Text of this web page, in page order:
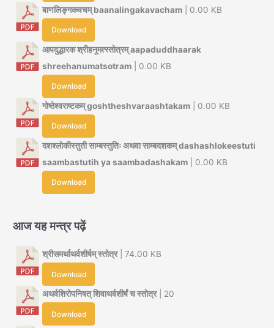
बाणलिङ्गकवचम् baanalingakavacham | 0.00 KB
Download
आपदुद्धारक श्रीहनूमत्स्तोत्रम् aapaduddhaarak
shreehanumatsotram | 0.00 KB
Download
गोष्ठेश्वराष्टकम् goshtheshvaraashtakam | 0.00 KB
Download
दशश्लोकीस्तुती साम्बस्तुतिः अथवा साम्बदशकम् dashashlokeestuti
saambastutih ya saambadashakam | 0.00 KB
Download
आज यह मन्त्र पढ़ें
श्रीसमर्थाथर्वशीर्षम् स्तोत्र| 74.00 KB
Download
अथर्वशिरोपनिषत् शिवाथर्वशीर्षं च स्तोत्र| 20
Download